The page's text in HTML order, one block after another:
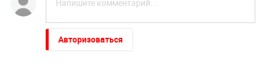
Авторизоваться